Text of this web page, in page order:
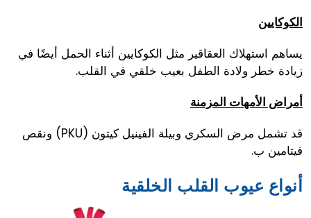
الكوكايين
يساهم استهلاك العقاقير مثل الكوكايين أثناء الحمل أيضًا في
زيادة خطر ولادة الطفل بعيب خلقي في القلب.
أمراض الأمهات المزمنة
قد تشمل مرض السكري وبيلة الفينيل كيتون (PKU) ونقص
فيتامين ب.
أنواع عيوب القلب الخلقية